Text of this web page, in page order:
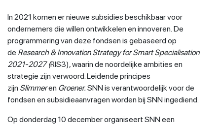
In 2021 komen er nieuwe subsidies beschikbaar voor
ondernemers die willen ontwikkelen en innoveren. De
programmering van deze fondsen is gebaseerd op
de Research & Innovation Strategy for Smart Specialisation
2021-2027 (RIS3), waarin de noordelijke ambities en
strategie zijn verwoord. Leidende principes
zijn Slimmeren Groener. SNN is verantwoordelijk voor de
fondsen en subsidieaanvragen worden bij SNN ingediend.
Op donderdag 10 december organiseert SNN een